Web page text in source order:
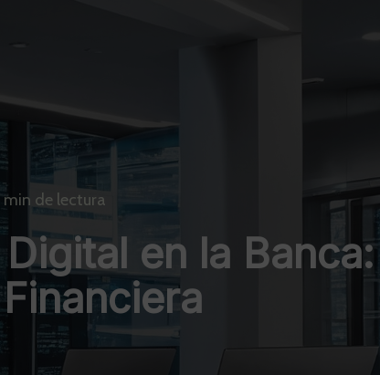
min de lectura
en la